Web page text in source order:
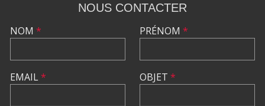
NOUS CONTACTER
NOM *
EMAIL*
PRÉNOM *
OBJET *